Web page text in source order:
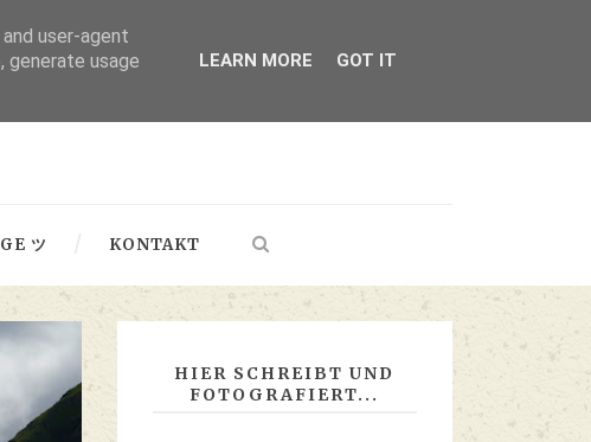
ツ KONTAKT
HIER SCHREIBT UND
FOTOGRAFIERT...
user-agent
generate usage
LEARN MORE GOT IT